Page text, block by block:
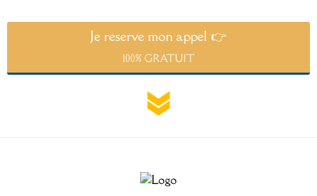
Je reserve mon appel 👉
100% GRATUIT